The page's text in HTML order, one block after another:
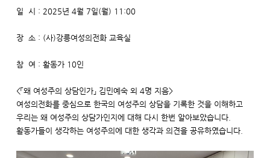
일 시 : 2025년 4월 7일(월) 11:00
장 소 : (사)강릉여성의전화 교육실
참 여 : 활동가 10인
<「왜 여성주의 상담인가」 김민예숙 외 4명 지음>
여성의전화를 중심으로 한국의 여성주의 상담을 기록한 것을 이해하고
우리는 왜 여성주의 상담가인지에 대해 다시 한번 알아보았습니다.
활동가들이 생각하는 여성주의에 대한 생각과 의견을 공유하였습니다.